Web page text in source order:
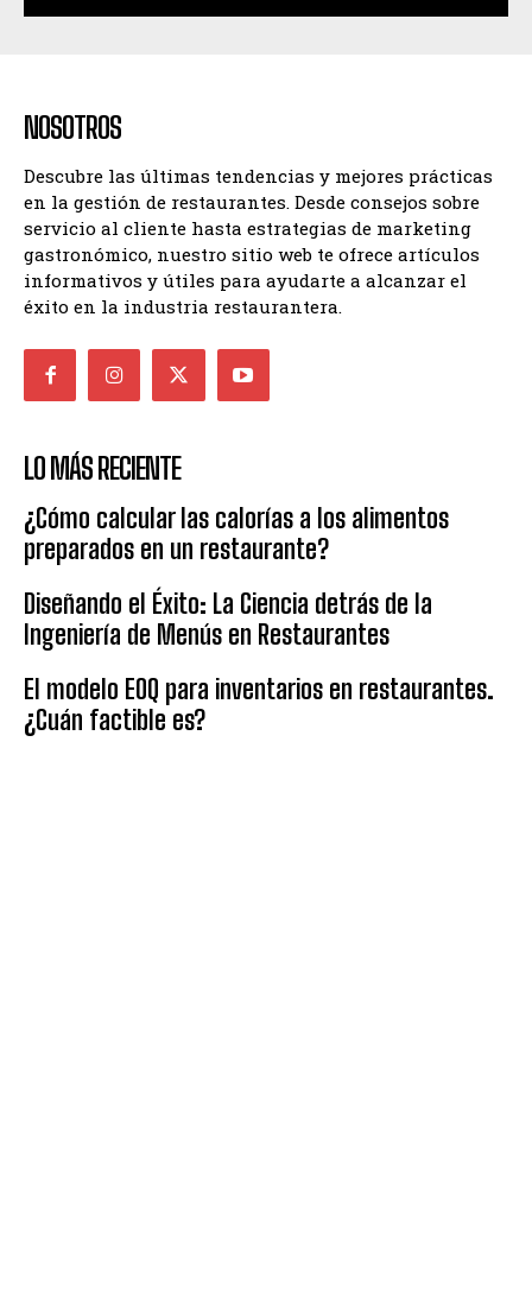
NOSOTROS
Descubre las últimas tendencias y mejores prácticas
en la gestión de restaurantes. Desde consejos sobre
servicio al cliente hasta estrategias de marketing
gastronómico, nuestro sitio web te ofrece artículos
informativos y útiles para ayudarte a alcanzar el
éxito en la industria restaurantera.
LO MÁS RECIENTE
¿Cómo calcular las calorías a los alimentos
preparados en un restaurante?
Diseñando el Éxito: La Ciencia detrás de la
Ingeniería de Menús en Restaurantes
El modelo EOQ para inventarios en restaurantes.
¿Cuán factible es?